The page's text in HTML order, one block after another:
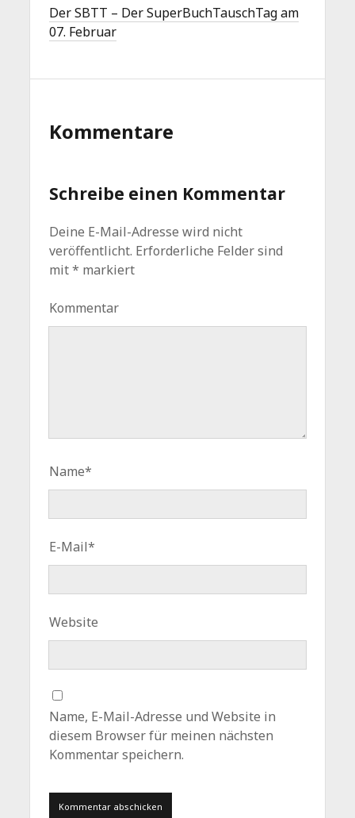
Der SBTT – Der SuperBuchTauschTag am
07. Februar
Kommentare
Schreibe einen Kommentar
Deine E-Mail-Adresse wird nicht
veröffentlicht. Erforderliche Felder sind
mit* markiert
Kommentar
Name*
E-Mail*
Website
Name, E-Mail-Adresse und Website in
diesem Browser für meinen nächsten
Kommentar speichern.